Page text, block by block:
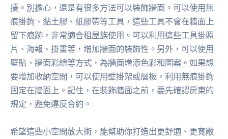
擾。別擔心，還是有很多方法可以裝飾牆面。可以使用無
痕掛鉤、黏土膠、紙膠帶等工具，這些工具不會在牆面上
留下痕跡，非常適合租屋族使用。可以利用這些工具掛照
片、海報、掛畫等，增加牆面的裝飾性。另外，可以使用
壁貼、牆面彩繪等方式，為牆面增添色彩和圖案。如果想
要增加收納空間，可以使用壁掛架或層板，利用無痕掛鉤
固定在牆面上。記住，在裝飾牆面之前，要先確認房東的
規定，避免違反合約。
希望這些小空間放大術，能幫助你打造出更舒適、更寬敞